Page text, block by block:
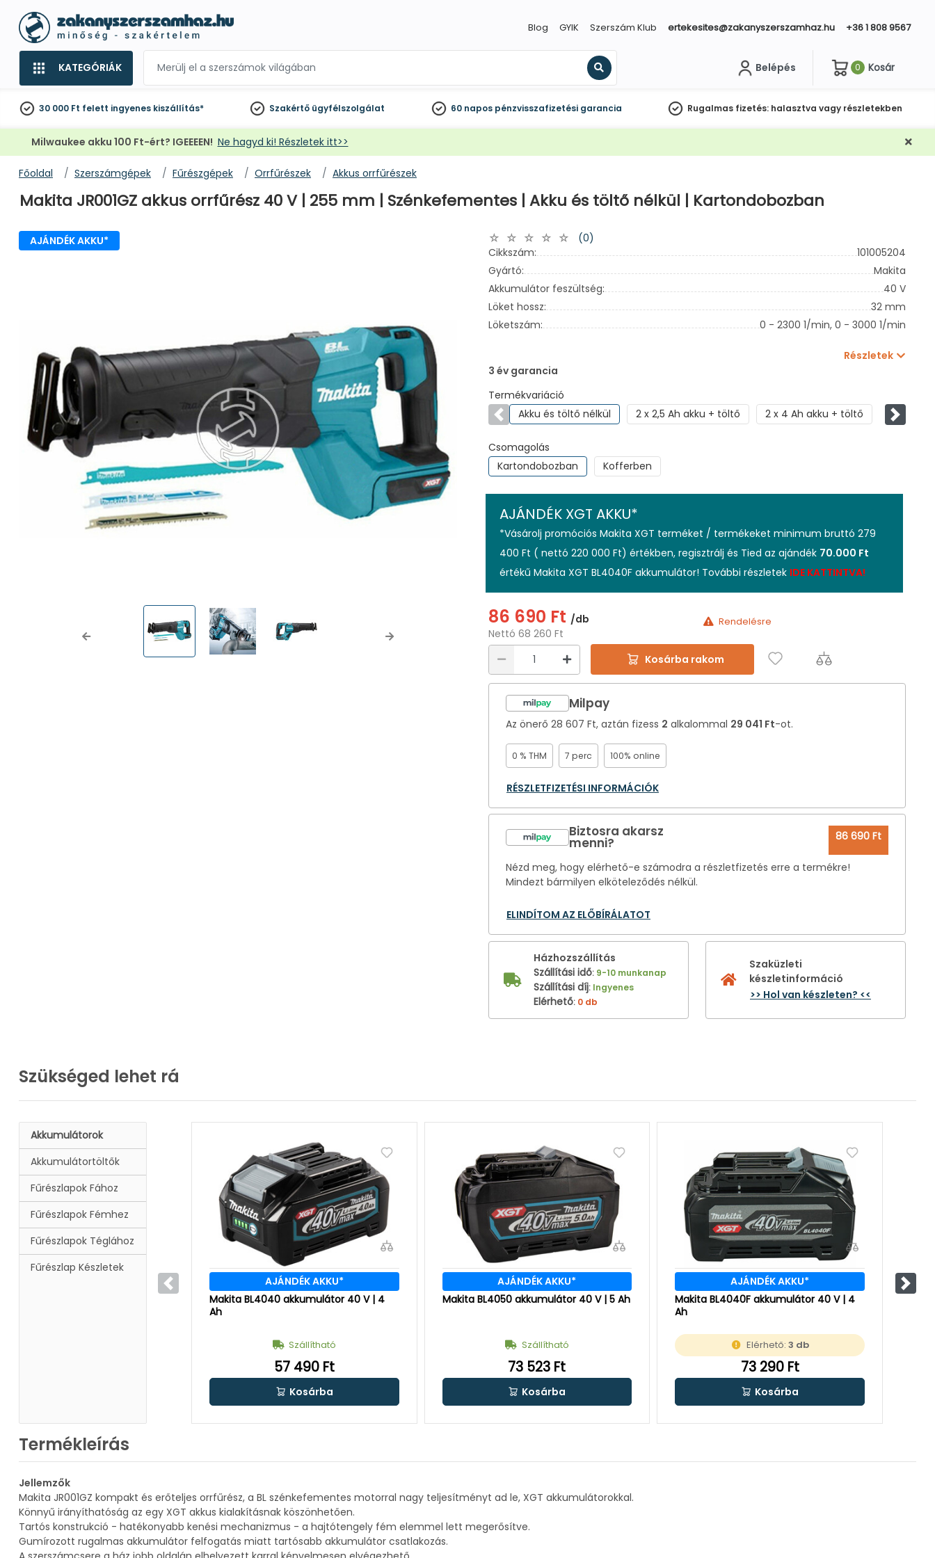
Blog GYIK Szerszám Klub ertekesites@zakanyszerszamhaz.hu +36 1 808 9567
KATEGÓRIÁK
Keresés
Belépés 0 Kosár
30 000 Ft felett ingyenes kiszállítás* Szakértő ügyfélszolgálat 60 napos pénzvisszafizetési garancia Rugalmas fizetés: halasztva vagy részletekben
Milwaukee akku 100 Ft-ért? IGEEEEN! Ne hagyd ki! Részletek itt>>
Főoldal Szerszámgépek Fűrészgépek Orrfűrészek Akkus orrfűrészek
Makita JR001GZ akkus orrfűrész 40 V | 255 mm | Szénkefementes | Akku és töltő nélkül | Kartondobozban
AJÁNDÉK AKKU*
Previous Next
(0)
Cikkszám:
101005204
Gyártó:
Makita
Akkumulátor feszültség:
40 V
Löket hossz:
32 mm
Löketszám:
0 - 2300 1/min, 0 - 3000 1/min
Részletek
3 év garancia
Termékvariáció
ElőzőAkku és töltő nélkül 2 x 2,5 Ah akku + töltő 2 x 4 Ah akku + töltő
Csomagolás
Kartondobozban
Kofferben
AJÁNDÉK XGT AKKU*
*Vásárolj promóciós Makita XGT terméket / termékeket minimum bruttó 279
400 Ft ( nettó 220 000 Ft) értékben, regisztrálj és Tied az ajándék 70.000 Ft
értékű Makita XGT BL4040F akkumulátor! További részletek IDE KATTINTVA!
86 690 Ft /db
Nettó 68 260 Ft
Rendelésre
Kosárba rakom
Milpay
Az önerő 28 607 Ft, aztán fizess 2 alkalommal 29 041 Ft-ot.
0 % THM 7 perc 100% online
RÉSZLETFIZETÉSI INFORMÁCIÓK
Biztosra akarsz
menni? 86 690 Ft
Nézd meg, hogy elérhető-e számodra a részletfizetés erre a termékre!
Mindezt bármilyen elköteleződés nélkül.
ELINDÍTOM AZ ELŐBÍRÁLATOT
Házhozszállítás
Szállítási idő: 9-10 munkanap
Szállítási díj: Ingyenes
Elérhető: 0 db
Szaküzleti
készletinformáció
>> Hol van készleten? <<
Szükséged lehet rá
Akkumulátorok
Akkumulátortöltők
Fűrészlapok Fához
Fűrészlapok Fémhez
Fűrészlapok Téglához
Fűrészlap Készletek
Előző
AJÁNDÉK AKKU*
Makita BL4040 akkumulátor 40 V | 4
Ah
Szállítható
57 490 Ft
Kosárba
AJÁNDÉK AKKU*
Makita BL4050 akkumulátor 40 V | 5 Ah
Szállítható
73 523 Ft
Kosárba
AJÁNDÉK AKKU*
Makita BL4040F akkumulátor 40 V | 4
Ah
Elérhető:3 db
73 290 Ft
Kosárba
Termékleírás
Jellemzők
Makita JR001GZ kompakt és erőteljes orrfűrész, a BL szénkefementes motorral nagy teljesítményt ad le, XGT akkumulátorokkal.
Könnyű irányíthatóság az egy XGT akkus kialakításnak köszönhetően.
Tartós konstrukció - hatékonyabb kenési mechanizmus - a hajtótengely fém elemmel lett megerősítve.
Gumírozott rugalmas akkumulátor felfogatás miatt tartósabb akkumulátor csatlakozás.